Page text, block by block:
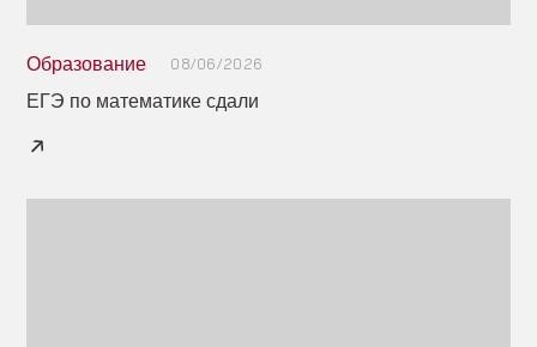
Образование 08/06/2026
ЕГЭ по математике сдали